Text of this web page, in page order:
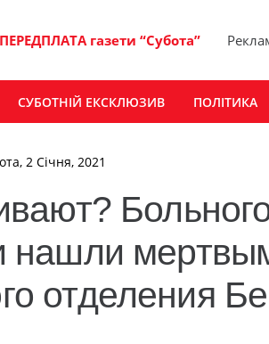
ПЕРЕДПЛАТА газети “Субота”
СУБОТНІЙ ЕКСКЛЮЗИВ ПОЛІТИКА
2 Січня, 2021
нашли
отделения